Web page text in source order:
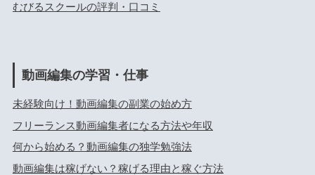
むびるスクールの評判・口コミ
動画編集の学習・仕事
未経験向け！動画編集の副業の始め方
フリーランス動画編集者になる方法や年収
何から始める？動画編集の独学勉強法
動画編集は稼げない？稼げる理由と稼ぐ方法